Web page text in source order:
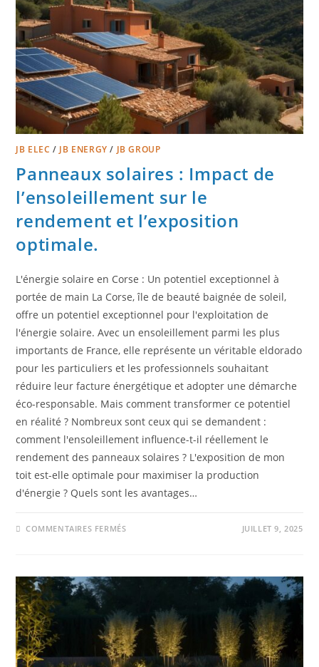
JB ELEC / JB ENERGY / JB GROUP
Panneaux solaires : Impact de
l’ensoleillement sur le
rendement et l’exposition
optimale.
L'énergie solaire en Corse : Un potentiel exceptionnel à
portée de main La Corse, île de beauté baignée de soleil,
offre un potentiel exceptionnel pour l'exploitation de
l'énergie solaire. Avec un ensoleillement parmi les plus
importants de France, elle représente un véritable eldorado
pour les particuliers et les professionnels souhaitant
réduire leur facture énergétique et adopter une démarche
éco-responsable. Mais comment transformer ce potentiel
en réalité ? Nombreux sont ceux qui se demandent :
comment l'ensoleillement influence-t-il réellement le
rendement des panneaux solaires ? L'exposition de mon
toit est-elle optimale pour maximiser la production
d'énergie ? Quels sont les avantages…
COMMENTAIRES FERMÉS JUILLET 9, 2025